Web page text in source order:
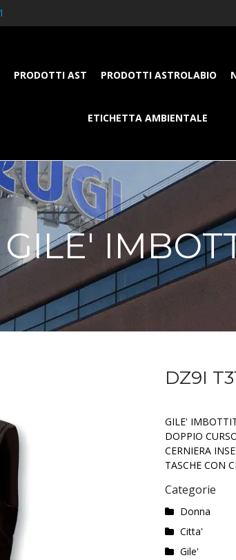
PRODOTTI AST PRODOTTI ASTROLABIO
ETICHETTA AMBIENTALE
GILE'
DZ9I
GILE'
DOPPIO
CERNIERA
TASCHE CON
Categorie
Donna
Citta'
Gile'